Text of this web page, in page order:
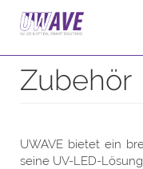
Startseite
Zubehör
UWAVE bietet ein
seine UV-LED-